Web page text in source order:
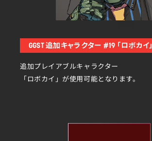
GGST 追加キャラクター #19 「ロボカイ」
追加プレイアブルキャラクター
「ロボカイ」が使用可能となります。